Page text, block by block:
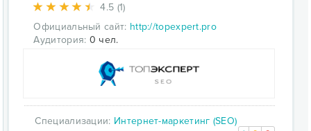
4.5 (1)
Официальный сайт: http://topexpert.pro
Аудитория: 0 чел.
Специализации: Интернет-маркетинг (SEO)